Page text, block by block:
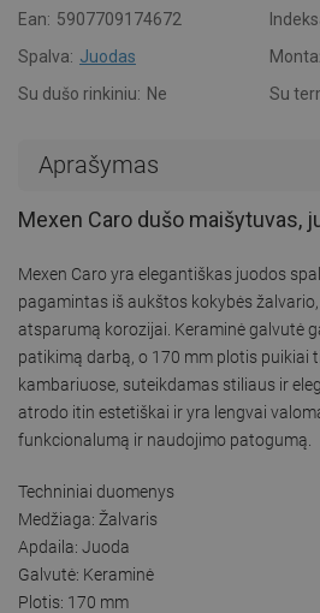
Ean: 5907709174672
Spalva: Juodas
Su dušo rinkiniu: Ne Su
Aprašymas
Mexen Caro dušo maišytuvas,
Mexen Caro yra elegantiškas juodos
pagamintas iš aukštos kokybės
atsparumą korozijai. Keraminė galvutė
patikimą darbą, o 170 mm plotis puikiai
kambariuose, suteikdamas stiliaus ir
atrodo itin estetiškai ir yra lengvai
funkcionalumą ir naudojimo patogumą.
Techniniai duomenys
Medžiaga: Žalvaris
Apdaila: Juoda
Galvutė: Keraminė
Plotis: 170 mm